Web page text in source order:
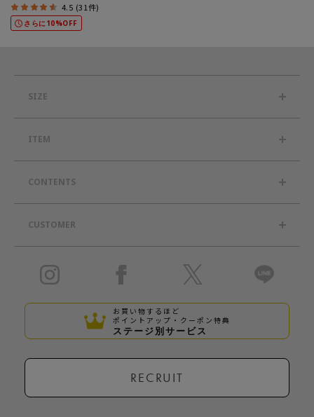
4.5 (31件)
さらに10%OFF
SIZE
ITEM
CONTENTS
CUSTOMER
お買い物するほど
ポイントアップ・クーポン特典
ステージ別サービス
RECRUIT